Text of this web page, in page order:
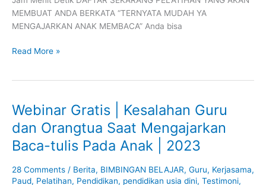
MEMBUAT ANDA BERKATA “TERNYATA MUDAH YA
MENGAJARKAN ANAK MEMBACA” Anda bisa
Read More »
Webinar Gratis | Kesalahan Guru
dan Orangtua Saat Mengajarkan
Baca-tulis Pada Anak | 2023
28 Comments / Berita, BIMBINGAN BELAJAR, Guru, Kerjasama,
Paud, Pelatihan, Pendidikan, pendidikan usia dini, Testimoni,
Webinar
Gratis
|
Kesalahan
dan